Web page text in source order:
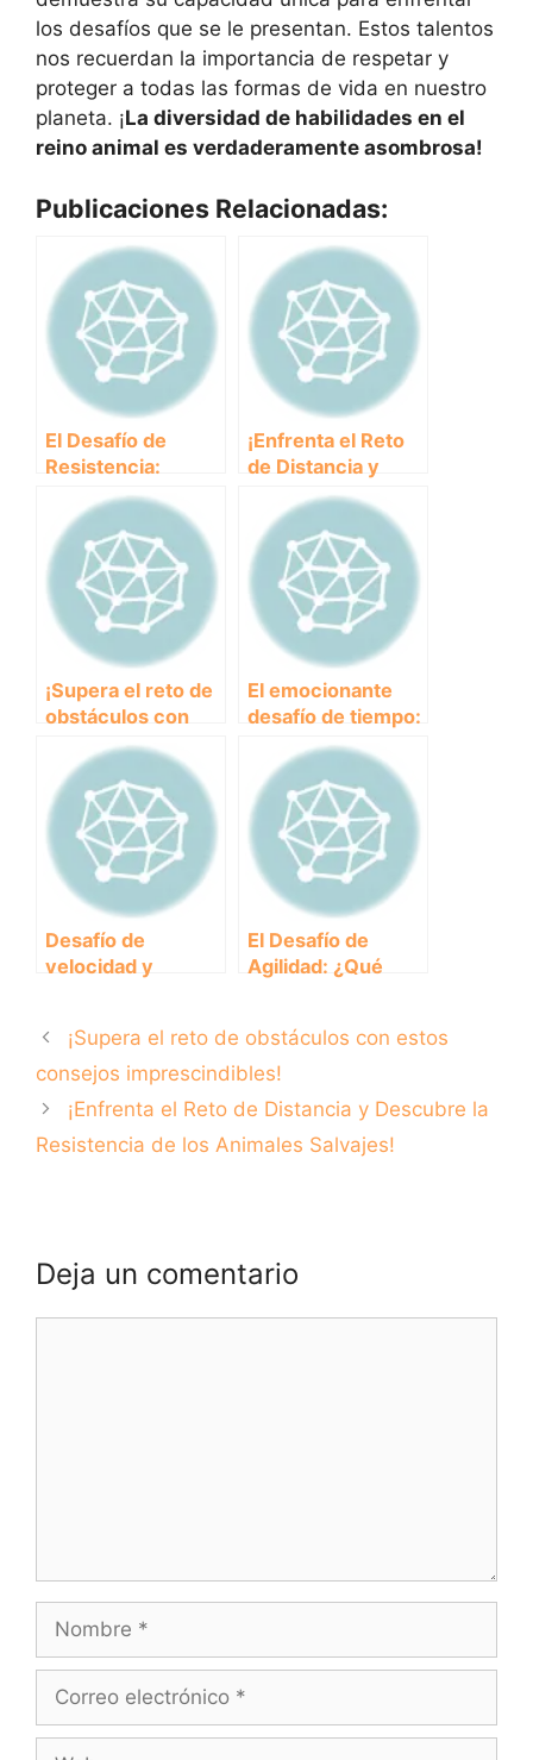
los desafíos que se le presentan. Estos talentos
nos recuerdan la importancia de respetar y
proteger a todas las formas de vida en nuestro
planeta. ¡La diversidad de habilidades en el
reino animal es verdaderamente asombrosa!
Publicaciones Relacionadas:
El Desafío de
Resistencia:
¿Cuánto tiempo
puede sobrevivir
un animal en
condiciones
extremas?
¡Enfrenta el Reto
de Distancia y
Descubre la
Resistencia de los
Animales Salvajes!
¡Supera el reto de
obstáculos con
estos consejos
imprescindibles!
El emocionante
desafío de tiempo:
¿Podrás
superarlo?
Desafío de
velocidad y
carrera en la
naturaleza?
El Desafío de
Agilidad: ¿Qué
destreza?
¡Supera el reto de obstáculos con estos
consejos imprescindibles!
¡Enfrenta el Reto de Distancia y Descubre la
Resistencia de los Animales Salvajes!
Deja un comentario